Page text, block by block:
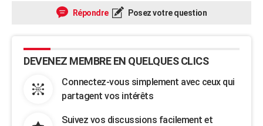
Répondre Posez votre question
DEVENEZ MEMBRE EN QUELQUES CLICS
Connectez-vous simplement avec ceux qui
partagent vos intérêts
Suivez vos discussions facilement et